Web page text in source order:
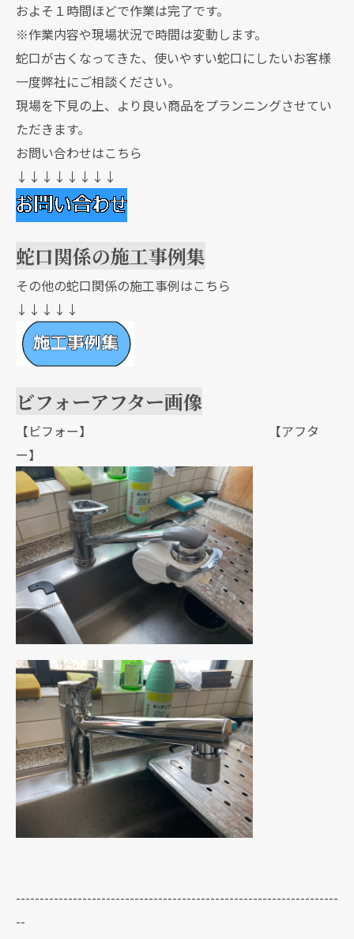
およそ１時間ほどで作業は完了です。
※作業内容や現場状況で時間は変動します。
蛇口が古くなってきた、使いやすい蛇口にしたいお客様
一度弊社にご相談ください。
現場を下見の上、より良い商品をプランニングさせてい
ただきます。
お問い合わせはこちら
↓↓↓↓↓↓↓↓
蛇口関係の施工事例集
その他の蛇口関係の施工事例はこちら
↓↓↓↓↓
ビフォーアフター画像
【ビフォー】 【アフタ
ー】
--------------------------------------------------------------------
--